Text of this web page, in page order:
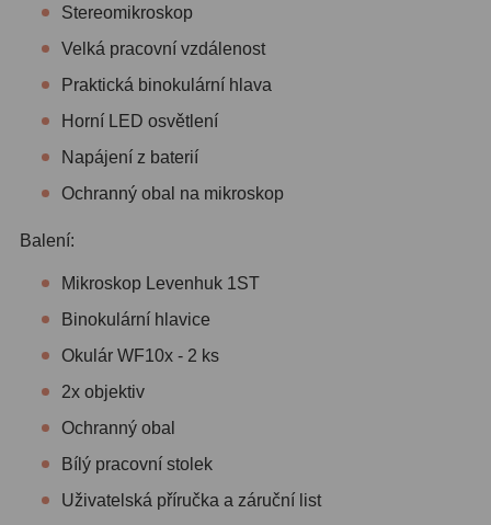
Stereomikroskop
Velká pracovní vzdálenost
Praktická binokulární hlava
Horní LED osvětlení
Napájení z baterií
Ochranný obal na mikroskop
Balení:
Mikroskop Levenhuk 1ST
Binokulární hlavice
Okulár WF10x - 2 ks
2x objektiv
Ochranný obal
Bílý pracovní stolek
Uživatelská příručka a záruční list